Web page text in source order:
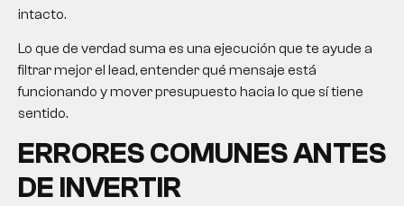
intacto.
Lo que de verdad suma es una ejecución que te ayude a
filtrar mejor el lead, entender qué mensaje está
funcionando y mover presupuesto hacia lo que sí tiene
sentido.
ERRORES COMUNES ANTES
DE INVERTIR